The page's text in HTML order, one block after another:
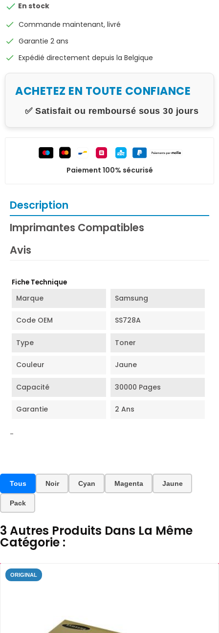
 En stock
check Commande maintenant, livré
check Garantie 2 ans
check Expédié directement depuis la Belgique
ACHETEZ EN TOUTE CONFIANCE
✅ Satisfait ou remboursé sous 30 jours
Paiement 100% sécurisé
Description
Imprimantes Compatibles
Avis
Fiche Technique
Marque Samsung
Code OEM SS728A
Type Toner
Couleur Jaune
Capacité 30000 Pages
Garantie 2 Ans
-
Tous Noir Cyan Magenta Jaune
Pack
3 Autres Produits Dans La Même
Catégorie :
ORIGINAL